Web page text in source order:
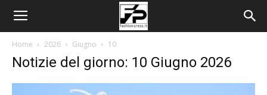
Home 2026 Giugno 10
Notizie del giorno: 10 Giugno 2026